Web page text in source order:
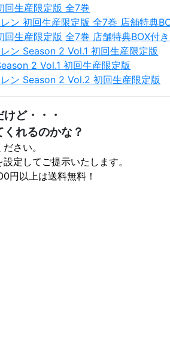
回生産限定版 全7巻
ン 初回生産限定版 全7巻 店舗特典
生産限定版 全7巻 店舗特典BOX付き
ン Season 2 Vol.1 初回生産限定版
2 Vol.1 初回生産限定版
ン Season 2 Vol.2 初回生産限定版
ど・・・
れるのかな？
さい。
定してご提示いたします。
円以上は送料無料！